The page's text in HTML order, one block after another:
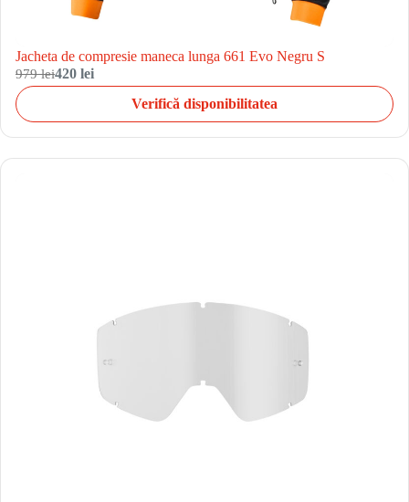
Jacheta de compresie maneca lunga 661 Evo Negru S
979 lei420 lei
Verifică disponibilitatea